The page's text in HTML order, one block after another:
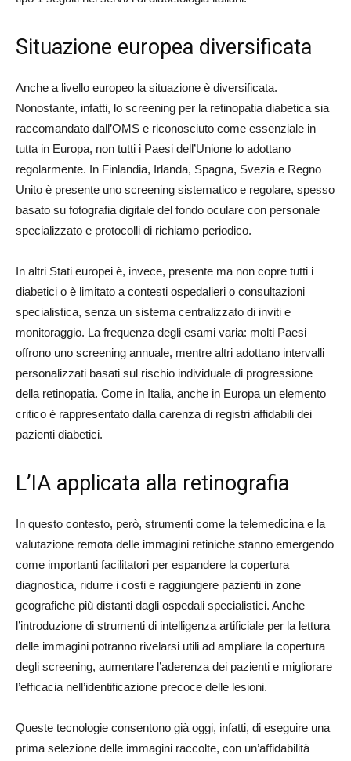
Situazione europea diversificata
Anche a livello europeo la situazione è diversificata.
Nonostante, infatti, lo screening per la retinopatia diabetica sia
raccomandato dall’OMS e riconosciuto come essenziale in
tutta in Europa, non tutti i Paesi dell’Unione lo adottano
regolarmente. In Finlandia, Irlanda, Spagna, Svezia e Regno
Unito è presente uno screening sistematico e regolare, spesso
basato su fotografia digitale del fondo oculare con personale
specializzato e protocolli di richiamo periodico.
In altri Stati europei è, invece, presente ma non copre tutti i
diabetici o è limitato a contesti ospedalieri o consultazioni
specialistica, senza un sistema centralizzato di inviti e
monitoraggio. La frequenza degli esami varia: molti Paesi
offrono uno screening annuale, mentre altri adottano intervalli
personalizzati basati sul rischio individuale di progressione
della retinopatia. Come in Italia, anche in Europa un elemento
critico è rappresentato dalla carenza di registri affidabili dei
pazienti diabetici.
L’IA applicata alla retinografia
In questo contesto, però, strumenti come la telemedicina e la
valutazione remota delle immagini retiniche stanno emergendo
come importanti facilitatori per espandere la copertura
diagnostica, ridurre i costi e raggiungere pazienti in zone
geografiche più distanti dagli ospedali specialistici. Anche
l’introduzione di strumenti di intelligenza artificiale per la lettura
delle immagini potranno rivelarsi utili ad ampliare la copertura
degli screening, aumentare l’aderenza dei pazienti e migliorare
l’efficacia nell’identificazione precoce delle lesioni.
Queste tecnologie consentono già oggi, infatti, di eseguire una
prima selezione delle immagini raccolte, con un’affidabilità